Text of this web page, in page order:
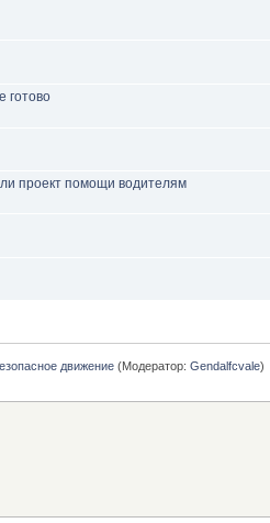
готово
проект помощи водителям
движение(Модератор: Gendalfcvale)